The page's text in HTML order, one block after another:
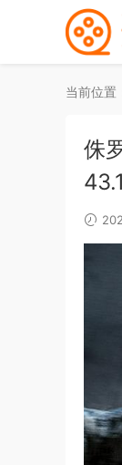
当前位置
侏